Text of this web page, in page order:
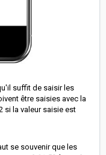
suffit de saisir les
être saisies avec la
si la valeur saisie est
se souvenir que les